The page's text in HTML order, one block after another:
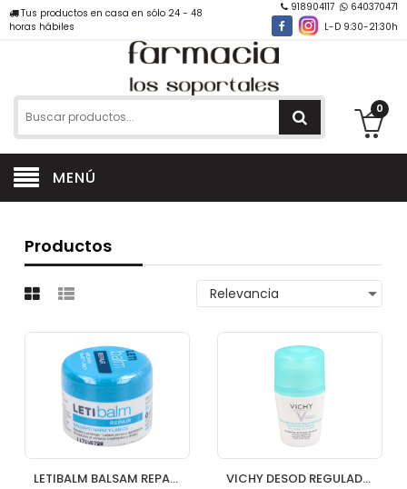
Tus productos en casa en sólo 24 - 48
horas hábiles
918904117
640370471
L-D 9:30-21:30h
0
MENÚ
Productos
LETIBALM BALSAM REPARAD 10ML VICHY DESOD REGULADOR ROLL ON